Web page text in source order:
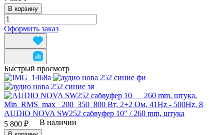
В корзину
Оформить заказ
Быстрый просмотр
AUDIO NOVA SW252 сабвуфер 10" / 260 mm, штука
5 800 ₽
В наличии